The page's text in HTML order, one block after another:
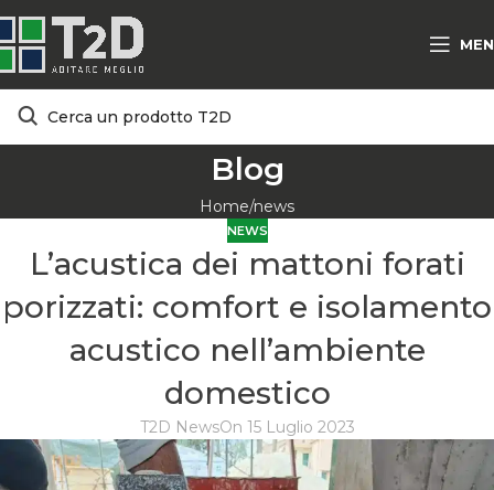
Blog
Home news
NEWS
L’acustica dei mattoni forati
porizzati: comfort e isolamento
acustico nell’ambiente
domestico
T2D NewsOn 15 Luglio 2023